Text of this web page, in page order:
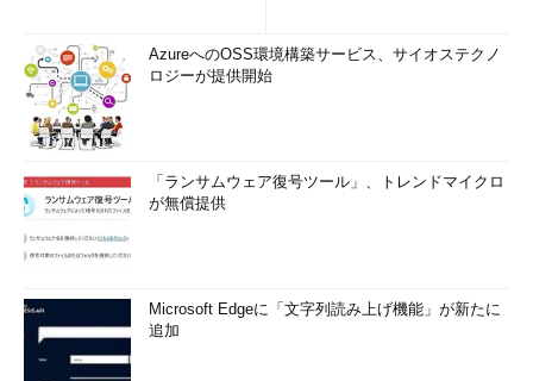
AzureへのOSS環境構築サービス、サイオステクノ
ロジーが提供開始
「ランサムウェア復号ツール」、トレンドマイクロ
が無償提供
Microsoft Edgeに「文字列読み上げ機能」が新たに
追加